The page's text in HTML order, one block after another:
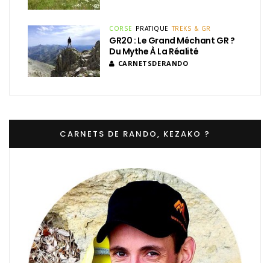
CORSE PRATIQUE TREKS & GR
GR20 : Le Grand Méchant GR ?
Du Mythe À La Réalité
CARNETSDERANDO
CARNETS DE RANDO, KEZAKO ?